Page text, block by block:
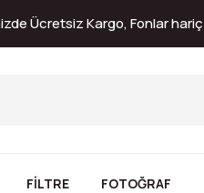
Ücretsiz Kargo, Fonlar hariç
FİLTRE FOTOĞRAF